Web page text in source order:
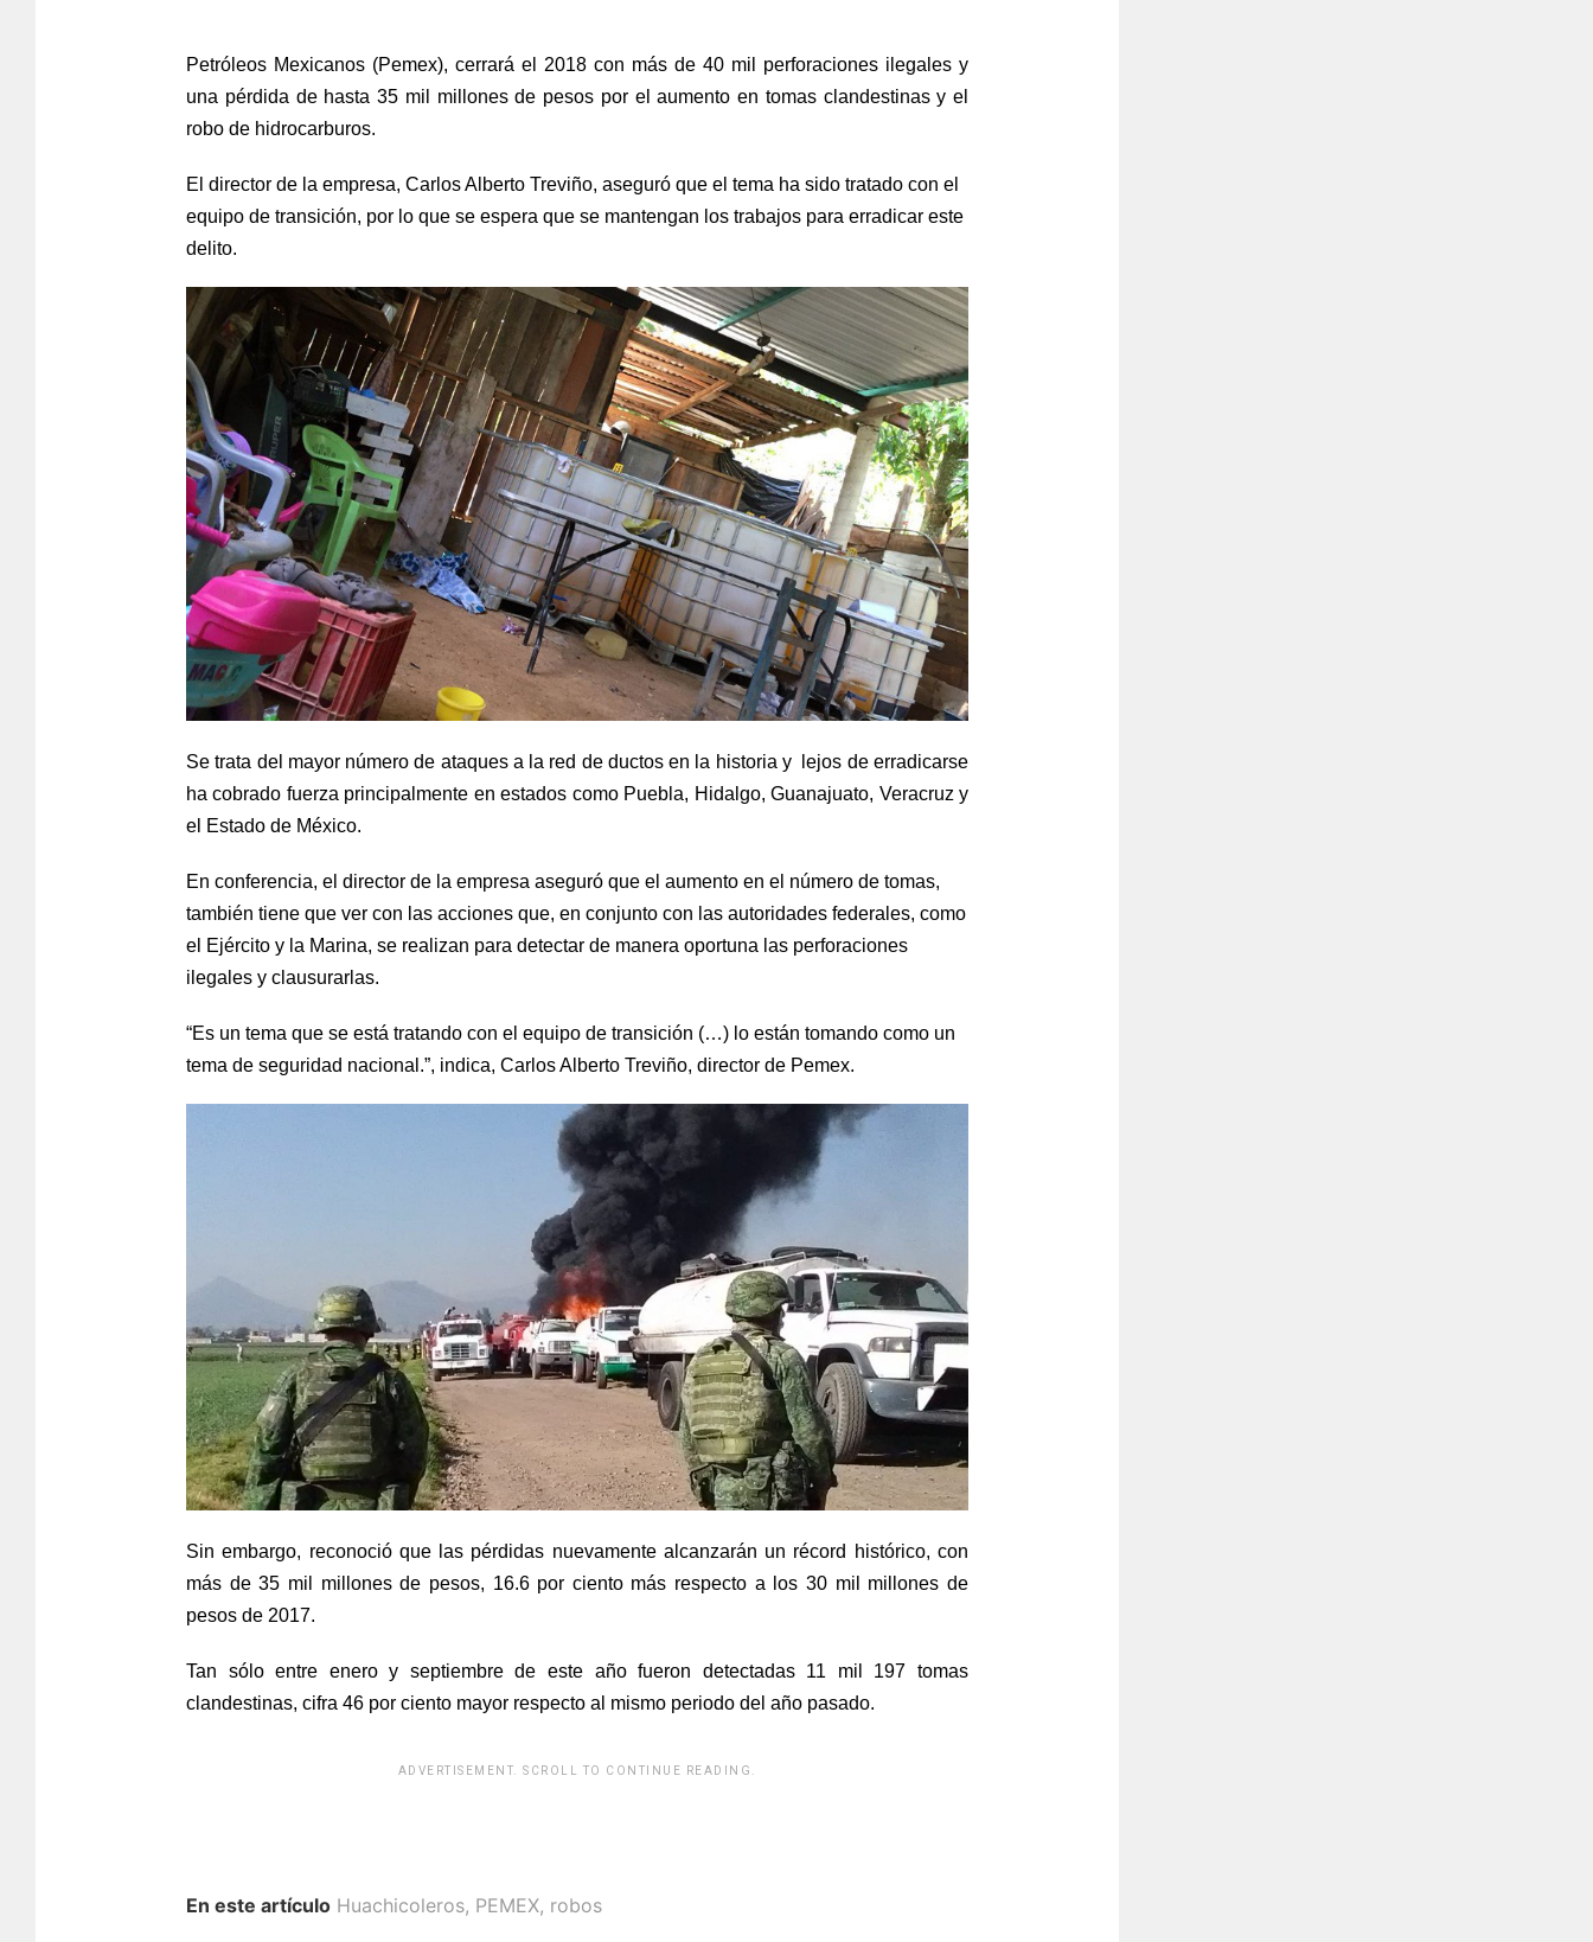
Petróleos Mexicanos (Pemex), cerrará el 2018 con más de 40 mil perforaciones ilegales y
una pérdida de hasta 35 mil millones de pesos por el aumento en tomas clandestinas y el
robo de hidrocarburos.
El director de la empresa, Carlos Alberto Treviño, aseguró que el tema ha sido tratado con el
equipo de transición, por lo que se espera que se mantengan los trabajos para erradicar este
delito.
Se trata del mayor número de ataques a la red de ductosen la historia y lejos de erradicarse
ha cobrado fuerza principalmente en estados como Puebla, Hidalgo, Guanajuato, Veracruz y
el Estado de México.
En conferencia, el director de la empresa aseguró que el aumento en el número de tomas,
también tiene que ver con las acciones que, en conjunto con las autoridades federales, como
el Ejército y la Marina, se realizan para detectar de manera oportuna las perforaciones
ilegales y clausurarlas.
“Es un tema que se está tratando con el equipo de transición (…) lo están tomando como un
tema de seguridad nacional.”, indica, Carlos Alberto Treviño, director de Pemex.
Sin embargo, reconoció que las pérdidas nuevamente alcanzarán un récord histórico, con
más de 35 mil millones de pesos, 16.6 por ciento más respecto a los 30 mil millones de
pesos de 2017.
Tan sólo entre enero y septiembre de este año fueron detectadas 11 mil 197 tomas
clandestinas, cifra 46 por ciento mayor respecto al mismo periodo del año pasado.
ADVERTISEMENT. SCROLL TO CONTINUE READING.
En este artículo Huachicoleros, PEMEX, robos